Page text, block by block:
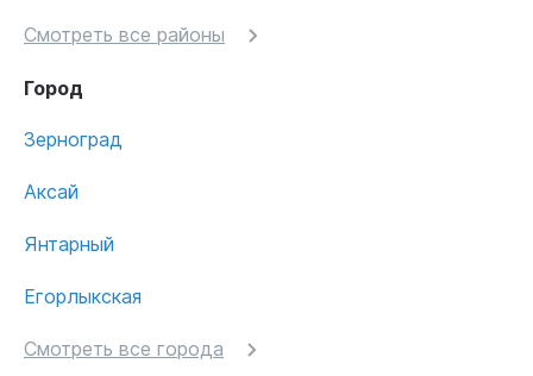
Смотреть все районы
Город
Зерноград
Аксай
Янтарный
Егорлыкская
Смотреть все города